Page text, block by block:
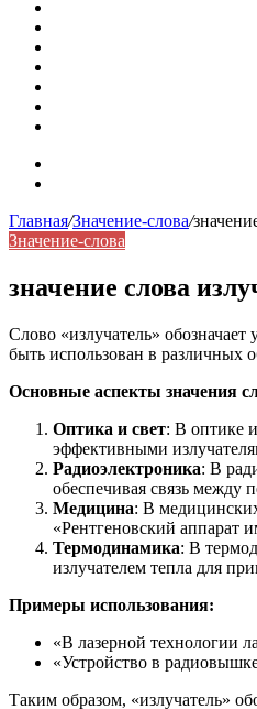
Главная/Значение-слова/
Значение-слова
значение слова
Слово «излучатель»
быть использован в различных
Основные аспекты значения
Оптика и свет: В оптике
эффективными
Радиоэлектроника: В
обеспечивая связь между
Медицина: В
«Рентгеновский аппарат
Термодинамика: В
излучателем тепла для
Примеры использования:
«В лазерной технологии
«Устройство в
Таким образом, «излучатель»